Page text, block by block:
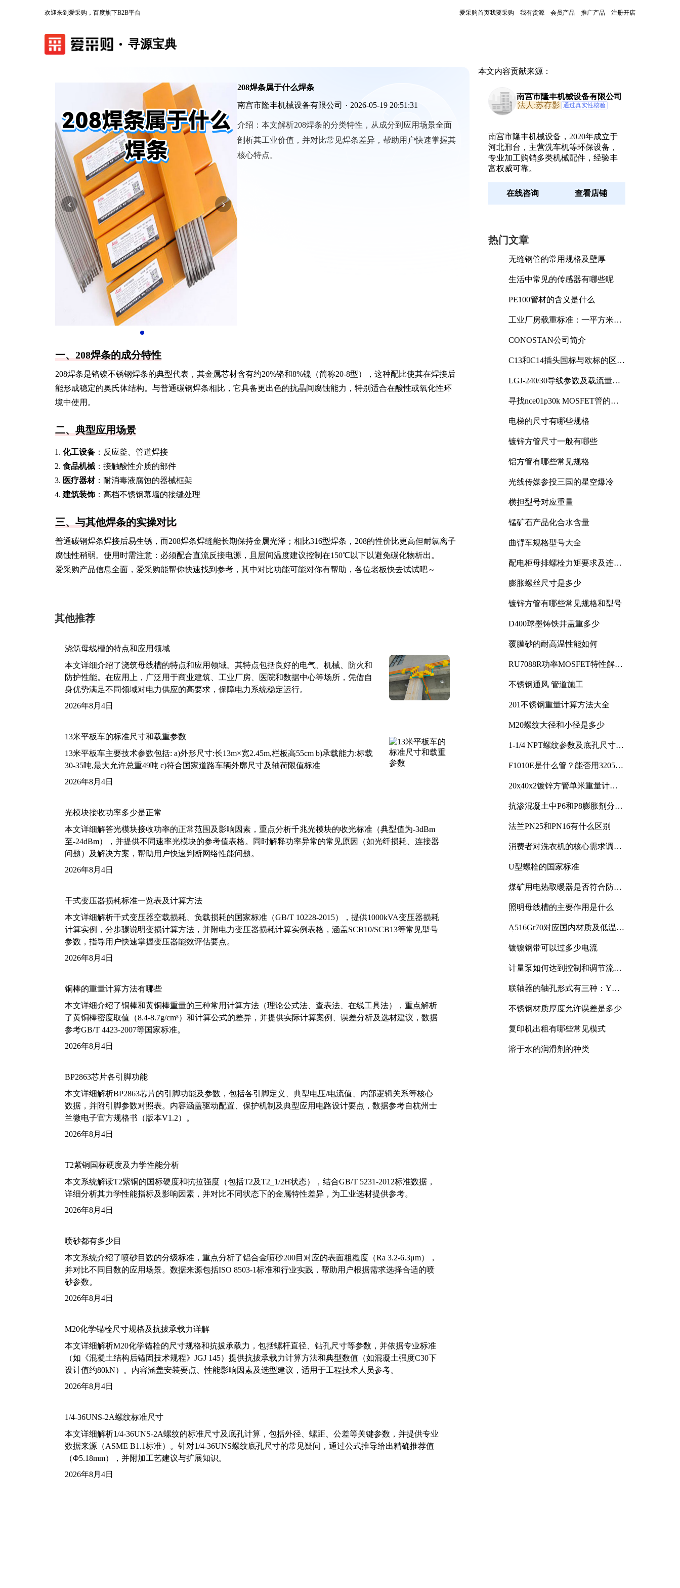
欢迎来到爱采购，百度旗下B2B平台 爱采购首页我要采购 我有货源 会员产品 推广产品 注册开店
寻源宝典
‹ ›
208焊条属于什么焊条
南宫市隆丰机械设备有限公司 · 2026-05-19 20:51:31
介绍： 本文解析208焊条的分类特性，从成分到应用场景全面
剖析其工业价值，并对比常见焊条差异，帮助用户快速掌握其
核心特点。
一、208焊条的成分特性
208焊条是铬镍不锈钢焊条的典型代表，其金属芯材含有约20%铬和8%镍（简称20-8型），这种配比使其在焊接后
能形成稳定的奥氏体结构。与普通碳钢焊条相比，它具备更出色的抗晶间腐蚀能力，特别适合在酸性或氧化性环
境中使用。
二、典型应用场景
化工设备 ：反应釜、管道焊接
食品机械 ：接触酸性介质的部件
医疗器材：耐消毒液腐蚀的器械框架
建筑装饰 ：高档不锈钢幕墙的接缝处理
三、与其他焊条的实操对比
普通碳钢焊条焊接后易生锈，而208焊条焊缝能长期保持金属光泽；相比316型焊条，208的性价比更高但耐氯离子
腐蚀性稍弱。使用时需注意：必须配合直流反接电源，且层间温度建议控制在150℃以下以避免碳化物析出。
爱采购产品信息全面，爱采购能帮你快速找到参考，其中对比功能可能对你有帮助，各位老板快去试试吧～
其他推荐
浇筑母线槽的特点和应用领域
本文详细介绍了浇筑母线槽的特点和应用领域。其特点包括良好的电气、机械、防火和
防护性能。在应用上，广泛用于商业建筑、工业厂房、医院和数据中心等场所，凭借自
身优势满足不同领域对电力供应的高要求，保障电力系统稳定运行。
2026年8月4日
13米平板车的标准尺寸和载重参数
13米平板车主要技术参数包括: a)外形尺寸:长13m×宽2.45m,栏板高55cm b)承载能力:标载
30-35吨,最大允许总重49吨 c)符合国家道路车辆外廓尺寸及轴荷限值标准
2026年8月4日
光模块接收功率多少是正常
本文详细解答光模块接收功率的正常范围及影响因素，重点分析千兆光模块的收光标准（典型值为-3dBm
至-24dBm），并提供不同速率光模块的参考值表格。同时解释功率异常的常见原因（如光纤损耗、连接器
问题）及解决方案，帮助用户快速判断网络性能问题。
2026年8月4日
干式变压器损耗标准一览表及计算方法
本文详细解析干式变压器空载损耗、负载损耗的国家标准（GB/T 10228-2015），提供1000kVA变压器损耗
计算实例，分步骤说明变损计算方法，并附电力变压器损耗计算实例表格，涵盖SCB10/SCB13等常见型号
参数，指导用户快速掌握变压器能效评估要点。
2026年8月4日
铜棒的重量计算方法有哪些
本文详细介绍了铜棒和黄铜棒重量的三种常用计算方法（理论公式法、查表法、在线工具法），重点解析
了黄铜棒密度取值（8.4-8.7g/cm³）和计算公式的差异，并提供实际计算案例、误差分析及选材建议，数据
参考GB/T 4423-2007等国家标准。
2026年8月4日
BP2863芯片各引脚功能
本文详细解析BP2863芯片的引脚功能及参数，包括各引脚定义、典型电压/电流值、内部逻辑关系等核心
数据，并附引脚参数对照表。内容涵盖驱动配置、保护机制及典型应用电路设计要点，数据参考自杭州士
兰微电子官方规格书（版本V1.2）。
2026年8月4日
T2紫铜国标硬度及力学性能分析
本文系统解读T2紫铜的国标硬度和抗拉强度（包括T2及T2_1/2H状态），结合GB/T 5231-2012标准数据，
详细分析其力学性能指标及影响因素，并对比不同状态下的金属特性差异，为工业选材提供参考。
2026年8月4日
喷砂都有多少目
本文系统介绍了喷砂目数的分级标准，重点分析了铝合金喷砂200目对应的表面粗糙度（Ra 3.2-6.3μm），
并对比不同目数的应用场景。数据来源包括ISO 8503-1标准和行业实践，帮助用户根据需求选择合适的喷
砂参数。
2026年8月4日
M20化学锚栓尺寸规格及抗拔承载力详解
本文详细解析M20化学锚栓的尺寸规格和抗拔承载力，包括螺杆直径、钻孔尺寸等参数，并依据专业标准
（如《混凝土结构后锚固技术规程》JGJ 145）提供抗拔承载力计算方法和典型数值（如混凝土强度C30下
设计值约80kN）。内容涵盖安装要点、性能影响因素及选型建议，适用于工程技术人员参考。
2026年8月4日
1/4-36UNS-2A螺纹标准尺寸
本文详细解析1/4-36UNS-2A螺纹的标准尺寸及底孔计算，包括外径、螺距、公差等关键参数，并提供专业
数据来源（ASME B1.1标准）。针对1/4-36UNS螺纹底孔尺寸的常见疑问，通过公式推导给出精确推荐值
（Φ5.18mm），并附加工艺建议与扩展知识。
2026年8月4日
本文内容贡献来源：
南宫市隆丰机械设备有限公司
法人:苏存影 通过真实性核验
南宫市隆丰机械设备，2020年成立于
河北邢台，主营洗车机等环保设备，
专业加工购销多类机械配件，经验丰
富权威可靠。
在线咨询 查看店铺
热门文章
无缝钢管的常用规格及壁厚
生活中常见的传感器有哪些呢
PE100管材的含义是什么
工业厂房载重标准：一平方米能
CONOSTAN公司简介
C13和C14插头国标与欧标的区别
LGJ-240/30导线参数及载流量解
寻找nce01p30k MOSFET管的合
电梯的尺寸有哪些规格
镀锌方管尺寸一般有哪些
铝方管有哪些常见规格
光线传媒参投三国的星空爆冷
横担型号对应重量
锰矿石产品化合水含量
曲臂车规格型号大全
配电柜母排螺栓力矩要求及连接
膨胀螺丝尺寸是多少
镀锌方管有哪些常见规格和型号
D400球墨铸铁井盖重多少
覆膜砂的耐高温性能如何
RU7088R功率MOSFET特性解析
不锈钢通风 管道施工
201不锈钢重量计算方法大全
M20螺纹大径和小径是多少
1-1/4 NPT螺纹参数及底孔尺寸详
F1010E是什么管？能否用3205或
20x40x2镀锌方管单米重量计算
抗渗混凝土中P6和P8膨胀剂分别
法兰PN25和PN16有什么区别
消费者对洗衣机的核心需求调研
U型螺栓的国家标准
煤矿用电热取暖器是否符合防爆
照明母线槽的主要作用是什么
A516Gr70对应国内材质及低温冲
镀镍钢带可以过多少电流
计量泵如何达到控制和调节流量
联轴器的轴孔形式有三种：Y
不锈钢材质厚度允许误差是多少
复印机出租有哪些常见模式
溶于水的润滑剂的种类